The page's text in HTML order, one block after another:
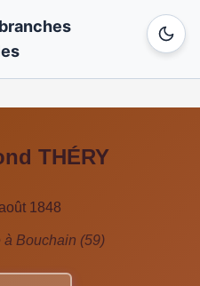
THÉRY
1848
à Bouchain (59)